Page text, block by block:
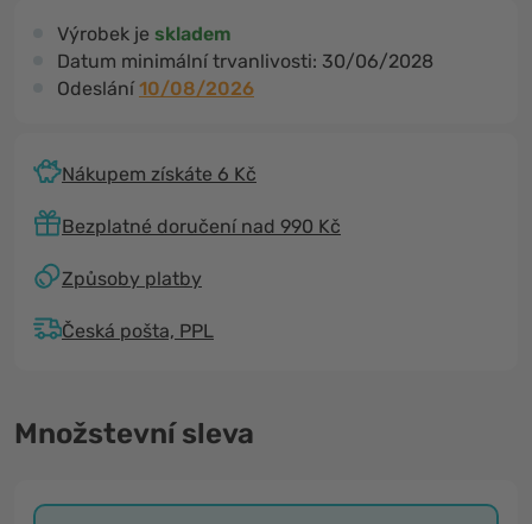
Výrobek je skladem
Datum minimální trvanlivosti: 30/06/2028
Odeslání10/08/2026
Nákupem získáte 6 Kč
Bezplatné doručení nad 990 Kč
Způsoby platby
Česká pošta, PPL
Množstevní sleva